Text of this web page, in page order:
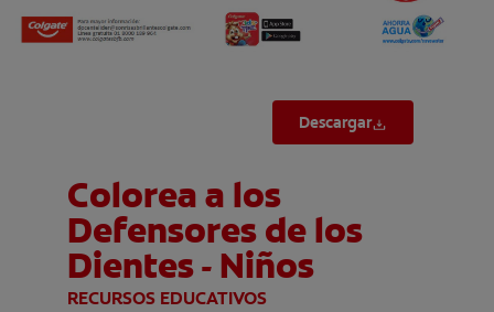
Descargar
Colorea a los
Defensores de los
Dientes - Niños
RECURSOS EDUCATIVOS